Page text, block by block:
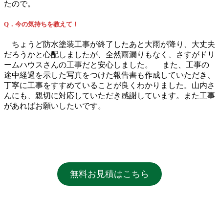
たので。
Q．今の気持ちを教えて！
ちょうど防水塗装工事が終了したあと大雨が降り、大丈夫
だろうかと心配しましたが、全然雨漏りもなく、さすがドリ
ームハウスさんの工事だと安心しました。 また、工事の
途中経過を示した写真をつけた報告書も作成していただき、
丁寧に工事をすすめていることが良くわかりました。山内さ
んにも、親切に対応していただき感謝しています。また工事
があればお願いしたいです。
無料お見積はこちら